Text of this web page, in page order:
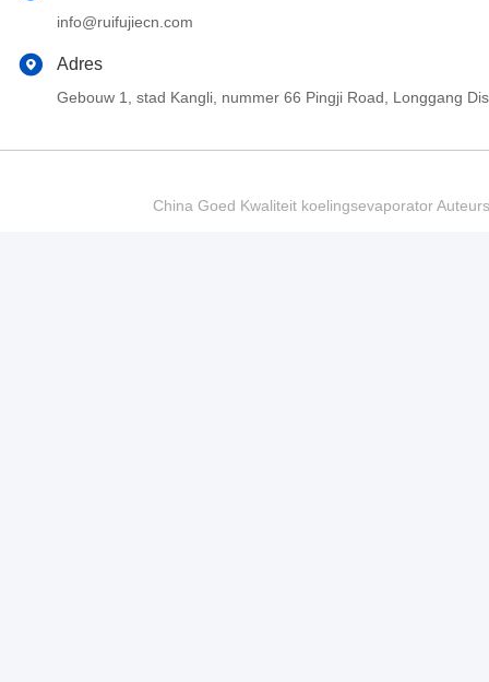
info@ruifujiecn.com
Adres
Gebouw 1, stad Kangli, nummer 66 Pingji Road, Longgang
China Goed Kwaliteit koelingsevaporator